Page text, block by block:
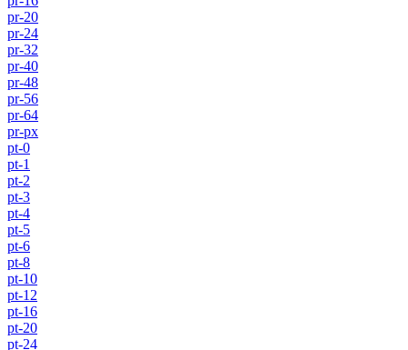
pr-20
pr-24
pr-32
pr-40
pr-48
pr-56
pr-64
pr-px
pt-0
pt-1
pt-2
pt-3
pt-4
pt-5
pt-6
pt-8
pt-10
pt-12
pt-16
pt-20
pt-24